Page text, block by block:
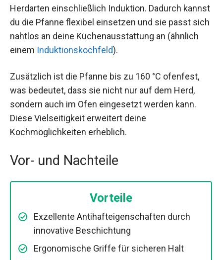
Herdarten einschließlich Induktion. Dadurch kannst
du die Pfanne flexibel einsetzen und sie passt sich
nahtlos an deine Küchenausstattung an (ähnlich
einem Induktionskochfeld).
Zusätzlich ist die Pfanne bis zu 160 °C ofenfest,
was bedeutet, dass sie nicht nur auf dem Herd,
sondern auch im Ofen eingesetzt werden kann.
Diese Vielseitigkeit erweitert deine
Kochmöglichkeiten erheblich.
Vor- und Nachteile
Vorteile
Exzellente Antihafteigenschaften durch
innovative Beschichtung
Ergonomische Griffe für sicheren Halt